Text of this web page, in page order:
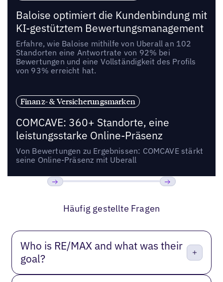
Baloise optimiert die Kundenbindung mit
KI-gestütztem Bewertungsmanagement
Erfahre, wie Baloise mithilfe von Uberall an 102
Standorten eine Antwortrate von 92% bei
Bewertungen und eine Vollständigkeit des Profils
von 93% erreicht hat.
Finanz- & Versicherungsmarken
COMCAVE: 360+ Standorte, eine
leistungsstarke Online-Präsenz
Von Bewertungen zu Ergebnissen: COMCAVE stärkt
seine Online-Präsenz mit Uberall
Häufig gestellte Fragen
Who is RE/MAX and what was their
goal?